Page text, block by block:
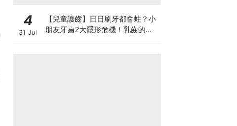
4
31 Jul
【兒童護齒】日日刷牙都會蛀？小
朋友牙齒2大隱形危機！乳齒的琺